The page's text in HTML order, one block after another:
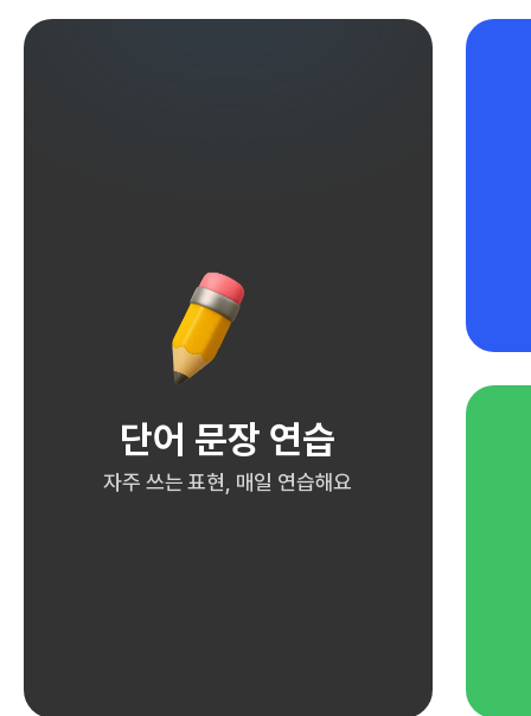
단어 문장 연습
자주 쓰는 표현, 매일 연습해요